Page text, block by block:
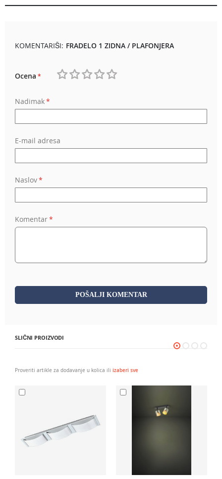
KOMENTARIŠI: FRADELO 1 ZIDNA / PLAFONJERA
Ocena
Nadimak
E-mail adresa
Naslov
Komentar
POŠALJI KOMENTAR
SLIČNI PROIZVODI
Proveriti artikle za dodavanje u kolica ili izaberi sve